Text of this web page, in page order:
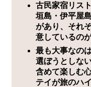
古民家宿リス
垣島・伊平屋
があり、それ
意しているの
最も大事なの
選ぼうとしな
含めて楽しむ
テイが旅のハ